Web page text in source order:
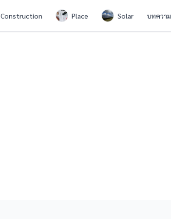
Construction Place Solar บทความ